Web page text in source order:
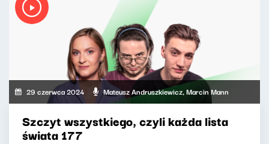
29 czerwca 2024 Mateusz Andruszkiewicz, Marcin Mann
Szczyt wszystkiego, czyli każda lista
świata 177